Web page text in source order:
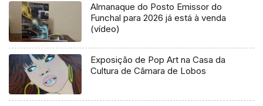
Almanaque do Posto Emissor do
Funchal para 2026 já está à venda
(vídeo)
Exposição de Pop Art na Casa da
Cultura de Câmara de Lobos